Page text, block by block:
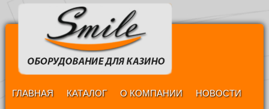
ГЛАВНАЯ КАТАЛОГ О КОМПАНИИ НОВОСТИ